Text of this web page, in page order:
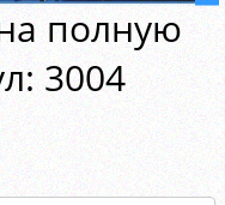
полную
3004